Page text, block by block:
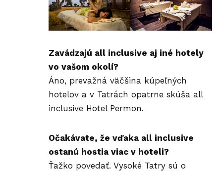
Zavádzajú all inclusive aj iné hotely
vo vašom okolí?
Áno, prevažná väčšina kúpeľných
hotelov a v Tatrách opatrne skúša all
inclusive Hotel Permon.
Očakávate, že vďaka all inclusive
ostanú hostia viac v hoteli?
Ťažko povedať. Vysoké Tatry sú o